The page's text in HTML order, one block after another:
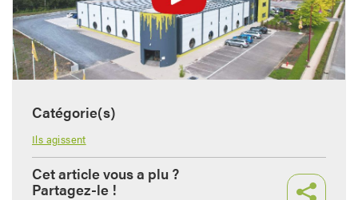
Catégorie(s)
Ils agissent
Cet article vous a plu ?
Partagez-le !